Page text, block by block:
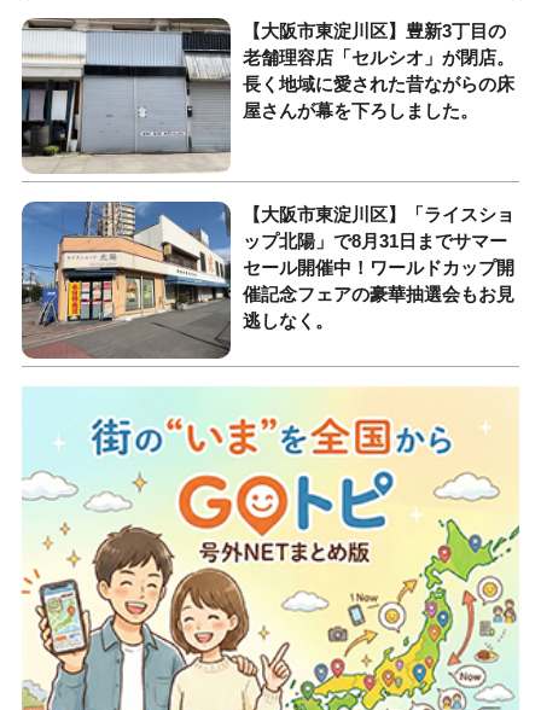
【大阪市東淀川区】豊新3丁目の
老舗理容店「セルシオ」が閉店。
長く地域に愛された昔ながらの床
屋さんが幕を下ろしました。
【大阪市東淀川区】「ライスショ
ップ北陽」で8月31日までサマー
セール開催中！ワールドカップ開
催記念フェアの豪華抽選会もお見
逃しなく。